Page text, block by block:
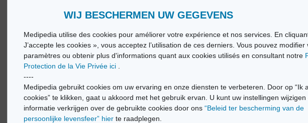
WIJ BESCHERMEN UW GEGEVENS
Medipedia utilise des cookies pour améliorer votre expérience et nos services. En
J’accepte les cookies », vous acceptez l’utilisation de ces derniers. Vous pouvez modifier
paramètres ou obtenir plus d'informations quant aux cookies utilisés en consultant notre
Protection de la Vie Privée ici .
----
Medipedia gebruikt cookies om uw ervaring en onze diensten te verbeteren. Door op “Ik
cookies” te klikken, gaat u akkoord met het gebruik ervan. U kunt uw instellingen
informatie verkrijgen over de gebruikte cookies door ons“Beleid ter bescherming van de
persoonlijke levensfeer” hier te raadplegen.
© Vivio sa, 2014-2026 - Tous